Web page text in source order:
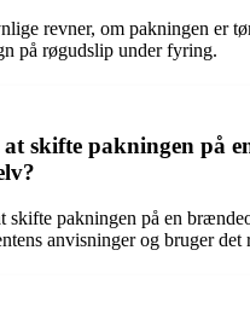
revner, om pakningen er
på røgudslip under fyring.
skifte pakningen på
skifte pakningen på en
anvisninger og bruger